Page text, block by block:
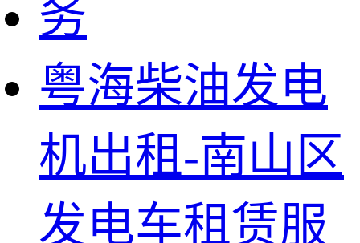
粤海柴油发电
机出租-南山区
发电车租赁服